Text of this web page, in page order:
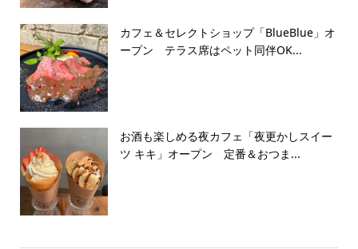
カフェ＆セレクトショップ「BlueBlue」オ
ープン テラス席はペット同伴OK...
お酒も楽しめる夜カフェ「夜更かしスイー
ツ キキ」オープン 定番＆おつま...